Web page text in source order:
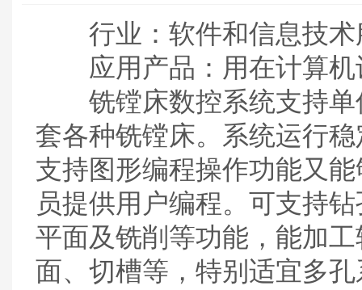
行业：软件和信息技术
应用产品：用在计算机
铣镗床数控系统支持单
套各种铣镗床。系统运行
支持图形编程操作功能又
员提供用户编程。可支持
平面及铣削等功能，能加
面、切槽等，特别适宜多